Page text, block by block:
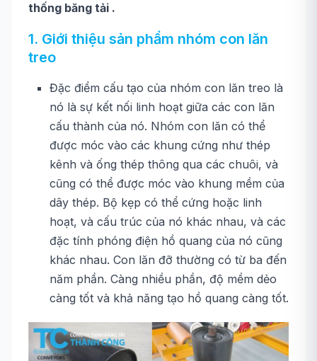
thống băng tải .
1. Giới thiệu sản phẩm nhóm con lăn
treo
Đặc điểm cấu tạo của nhóm con lăn treo là
nó là sự kết nối linh hoạt giữa các con lăn
cấu thành của nó. Nhóm con lăn có thể
được móc vào các khung cứng như thép
kênh và ống thép thông qua các chuôi, và
cũng có thể được móc vào khung mềm của
dây thép. Bộ kẹp có thể cứng hoặc linh
hoạt, và cấu trúc của nó khác nhau, và các
đặc tính phóng điện hồ quang của nó cũng
khác nhau. Con lăn đỡ thường có từ ba đến
năm phần. Càng nhiều phần, độ mềm dẻo
càng tốt và khả năng tạo hồ quang càng tốt.